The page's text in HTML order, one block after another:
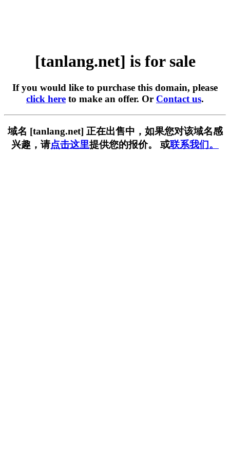
[tanlang.net] is for sale
If you would like to purchase this domain, please
click here to make an offer. Or Contact us.
域名 [tanlang.net] 正在出售中，如果您对该域名感
兴趣，请点击这里提供您的报价。 或联系我们。